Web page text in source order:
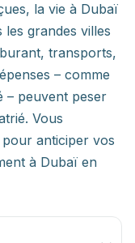
la vie à Dubaï
grandes villes
transports,
– comme
– peuvent peser
Vous
anticiper vos
à Dubaï en